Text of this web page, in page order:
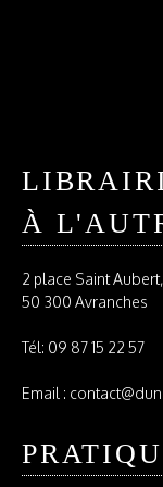
À
2 place Saint Aubert,
50 300 Avranches
Tél: 09 87 15 22 57
Email :